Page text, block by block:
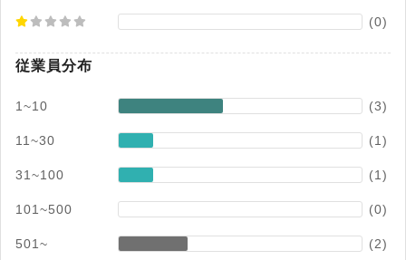
(0)
従業員分布
1~10 (3)
11~30 (1)
31~100 (1)
101~500 (0)
501~ (2)